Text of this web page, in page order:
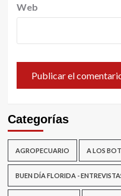
Web
Categorías
AGROPECUARIO A LOS
BUEN DÍA FLORIDA -